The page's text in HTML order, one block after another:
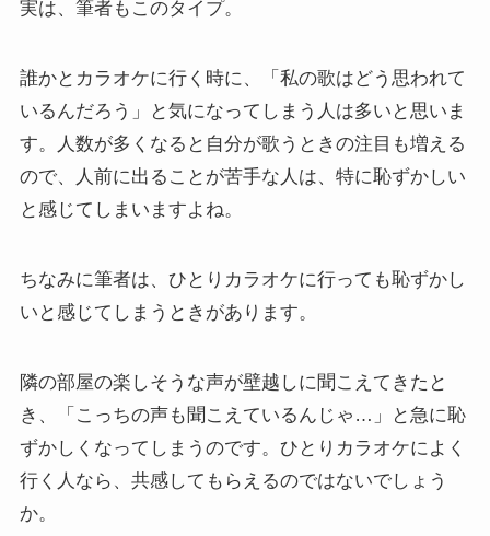
実は、筆者もこのタイプ。
誰かとカラオケに行く時に、「私の歌はどう思われて
いるんだろう」と気になってしまう人は多いと思いま
す。人数が多くなると自分が歌うときの注目も増える
ので、人前に出ることが苦手な人は、特に恥ずかしい
と感じてしまいますよね。
ちなみに筆者は、ひとりカラオケに行っても恥ずかし
いと感じてしまうときがあります。
隣の部屋の楽しそうな声が壁越しに聞こえてきたと
き、「こっちの声も聞こえているんじゃ…」と急に恥
ずかしくなってしまうのです。ひとりカラオケによく
行く人なら、共感してもらえるのではないでしょう
か。